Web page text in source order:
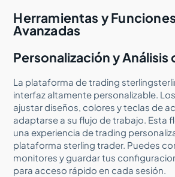
Herramientas y
Avanzadas
Personalización y Análisis
La plataforma de trading
interfaz altamente personalizable.
ajustar diseños, colores y teclas de
adaptarse a su flujo de trabajo. Esta
una experiencia de trading
plataforma sterling trader. Puedes
monitores y guardar tus
para acceso rápido en cada sesión.